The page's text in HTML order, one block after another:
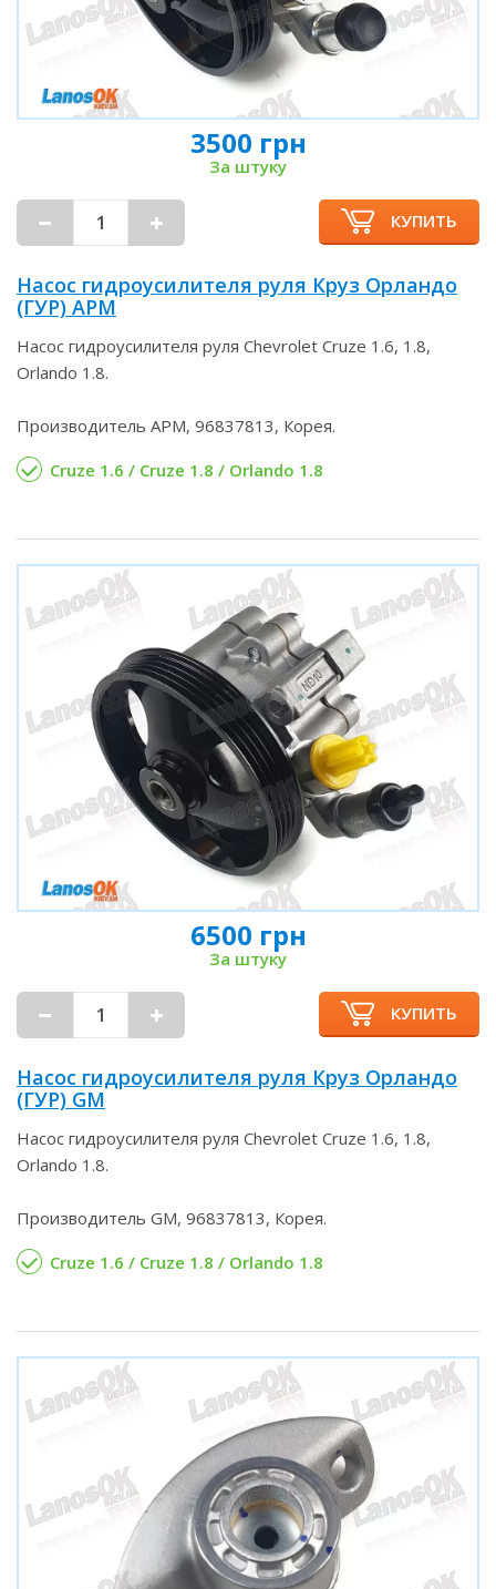
3500 грн
За штуку
КУПИТЬ
Насос гидроусилителя руля Круз Орландо
(ГУР) APM
Насос гидроусилителя руля Chevrolet Cruze 1.6, 1.8,
Orlando 1.8.
Производитель APM, 96837813, Корея.
Cruze 1.6 / Cruze 1.8 / Orlando 1.8
6500 грн
За штуку
КУПИТЬ
Насос гидроусилителя руля Круз Орландо
(ГУР) GM
Насос гидроусилителя руля Chevrolet Cruze 1.6, 1.8,
Orlando 1.8.
Производитель GM, 96837813, Корея.
Cruze 1.6 / Cruze 1.8 / Orlando 1.8